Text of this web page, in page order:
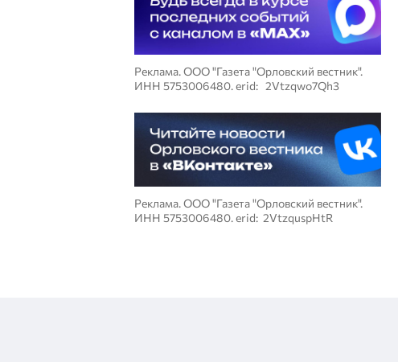
Реклама. ООО "Газета "Орловский вестник".
ИНН 5753006480. erid: 2Vtzqwo7Qh3
Реклама. ООО "Газета "Орловский вестник".
ИНН 5753006480. erid: 2VtzquspHtR